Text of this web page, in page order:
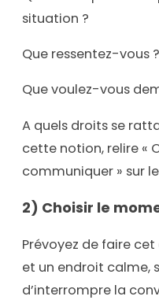
situation ?
Que ressentez-vous ?
Que voulez-vous
A quels droits se
cette notion, relire «
communiquer » sur
2) Choisir le
Prévoyez de faire
et un endroit calme,
d’interrompre la